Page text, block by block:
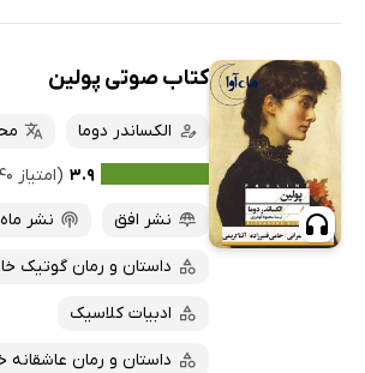
کتاب صوتی پولین
الکساندر دوما
۳.۹ (امتیاز ۴۰ نفر)
نشر افق
نشر ماه
داستان و رمان گوتیک
ادبیات کلاسیک
داستان و رمان عاشقانه